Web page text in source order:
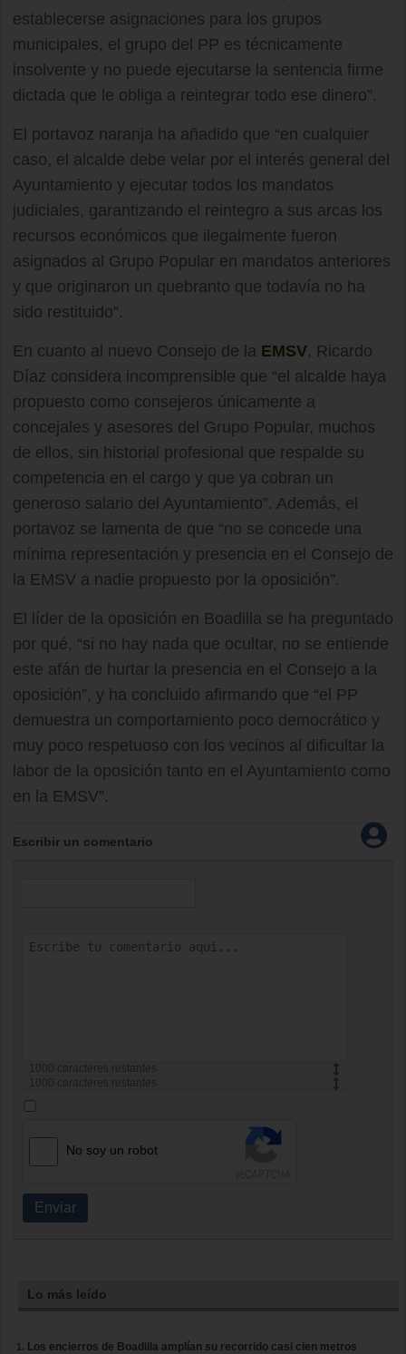
establecerse asignaciones para los grupos
municipales, el grupo del PP es técnicamente
insolvente y no puede ejecutarse la sentencia firme
dictada que le obliga a reintegrar todo ese dinero”.
El portavoz naranja ha añadido que “en cualquier
caso, el alcalde debe velar por el interés general del
Ayuntamiento y ejecutar todos los mandatos
judiciales, garantizando el reintegro a sus arcas los
recursos económicos que ilegalmente fueron
asignados al Grupo Popular en mandatos anteriores
y que originaron un quebranto que todavía no ha
sido restituido”.
En cuanto al nuevo Consejo de la EMSV, Ricardo
Díaz considera incomprensible que “el alcalde haya
propuesto como consejeros únicamente a
concejales y asesores del Grupo Popular, muchos
de ellos, sin historial profesional que respalde su
competencia en el cargo y que ya cobran un
generoso salario del Ayuntamiento”. Además, el
portavoz se lamenta de que “no se concede una
mínima representación y presencia en el Consejo de
la EMSV a nadie propuesto por la oposición”.
El líder de la oposición en Boadilla se ha preguntado
por qué, “si no hay nada que ocultar, no se entiende
este afán de hurtar la presencia en el Consejo a la
oposición”, y ha concluido afirmando que “el PP
demuestra un comportamiento poco democrático y
muy poco respetuoso con los vecinos al dificultar la
labor de la oposición tanto en el Ayuntamiento como
en la EMSV”.
Escribir un comentario
caracteres restantes
caracteres restantes
No soy un robot
Enviar
Lo más leído
Los encierros de Boadilla amplían su recorrido casi cien metros